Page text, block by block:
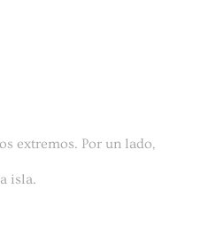
extremos. Por un lado,
isla.